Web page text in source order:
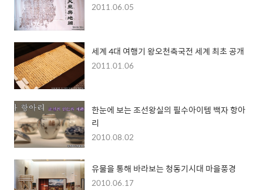
2011.06.05
세계 4대 여행기 왕오천축국전 세계 최초 공개
2011.01.06
한눈에 보는 조선왕실의 필수아이템 백자 항아
리
2010.08.02
유물을 통해 바라보는 청동기시대 마을풍경
2010.06.17